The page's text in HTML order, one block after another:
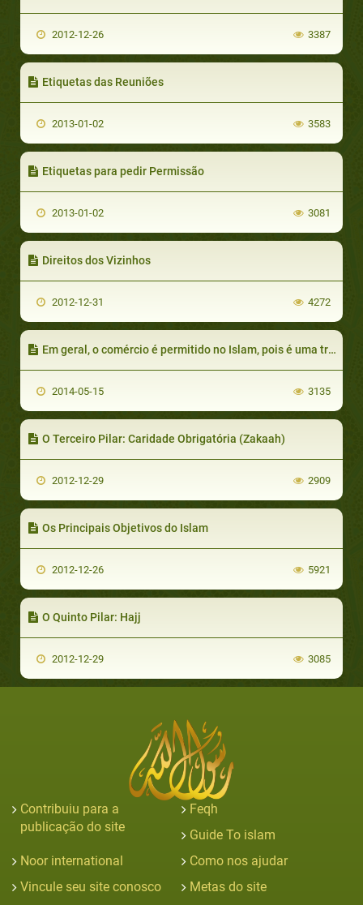
2012-12-26 3387
Etiquetas das Reuniões
2013-01-02 3583
Etiquetas para pedir Permissão
2013-01-02 3081
Direitos dos Vizinhos
2012-12-31 4272
Em geral, o comércio é permitido no Islam, pois é uma troca de produtos entre comprador e vendedor. Mas quando pode ocorrer prejuízo para uma das duas partes, o comércio é considerado ilegal e proibido. Allah s.w.t. diz: Ó vós que crEtiquetas do Comércio
2014-05-15 3135
O Terceiro Pilar: Caridade Obrigatória (Zakaah)
2012-12-29 2909
Os Principais Objetivos do Islam
2012-12-26 5921
O Quinto Pilar: Hajj
2012-12-29 3085
Contribuiu para a
publicação do site
Feqh
Guide To islam
Noor international
Como nos ajudar
Vincule seu site conosco
Metas do site